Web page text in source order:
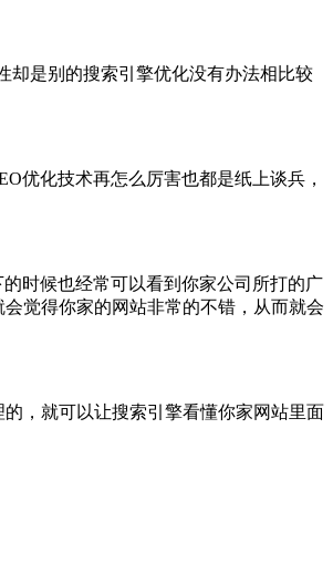
却是别的搜索引擎优化没有办法相比较
优化技术再怎么厉害也都是纸上谈兵，
时候也经常可以看到你家公司所打的广
觉得你家的网站非常的不错，从而就会
，就可以让搜索引擎看懂你家网站里面